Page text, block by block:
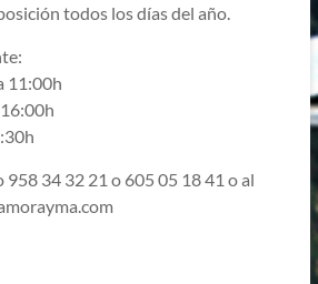
todos los días del año.
11:00h
34 32 21 o 605 05 18 41 o al